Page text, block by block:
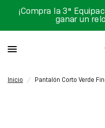
¡Compra la 3ª
ganar un
Inicio / Pantalón Corto Verde